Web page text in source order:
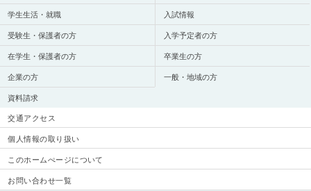
学生生活・就職
入試情報
受験生・保護者の方
入学予定者の方
在学生・保護者の方
卒業生の方
企業の方
一般・地域の方
資料請求
交通アクセス
個人情報の取り扱い
このホームぺージについて
お問い合わせ一覧